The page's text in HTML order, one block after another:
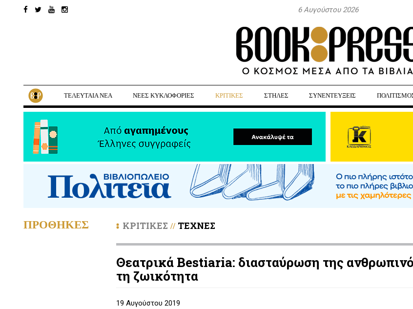
6 Αυγούστου 2026
ΤΕΛΕΥΤΑΙΑ ΝΕΑ ΝΕΕΣ ΚΥΚΛΟΦΟΡΙΕΣ ΚΡΙΤΙΚΕΣ ΣΤΗΛΕΣ ΣΥΝΕΝΤΕΥΞΕΙΣ
ΚΡΙΤΙΚΕΣ // ΤΕΧΝΕΣ
Θεατρικά Bestiaria: διασταύρωση της
τη ζωικότητα
19 Αυγούστου 2019
ΠΡΟΘΗΚΕΣ